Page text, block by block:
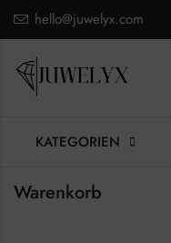
hello@juwelyx.com
KATEGORIEN
Warenkorb